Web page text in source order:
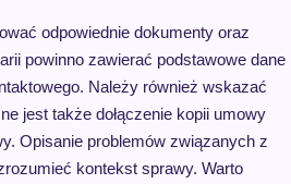
odpowiednie dokumenty oraz
powinno zawierać podstawowe dane
Należy również wskazać
jest także dołączenie kopii umowy
Opisanie problemów związanych z
kontekst sprawy. Warto